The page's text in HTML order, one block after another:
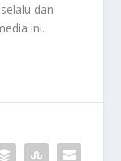
dan
ini.